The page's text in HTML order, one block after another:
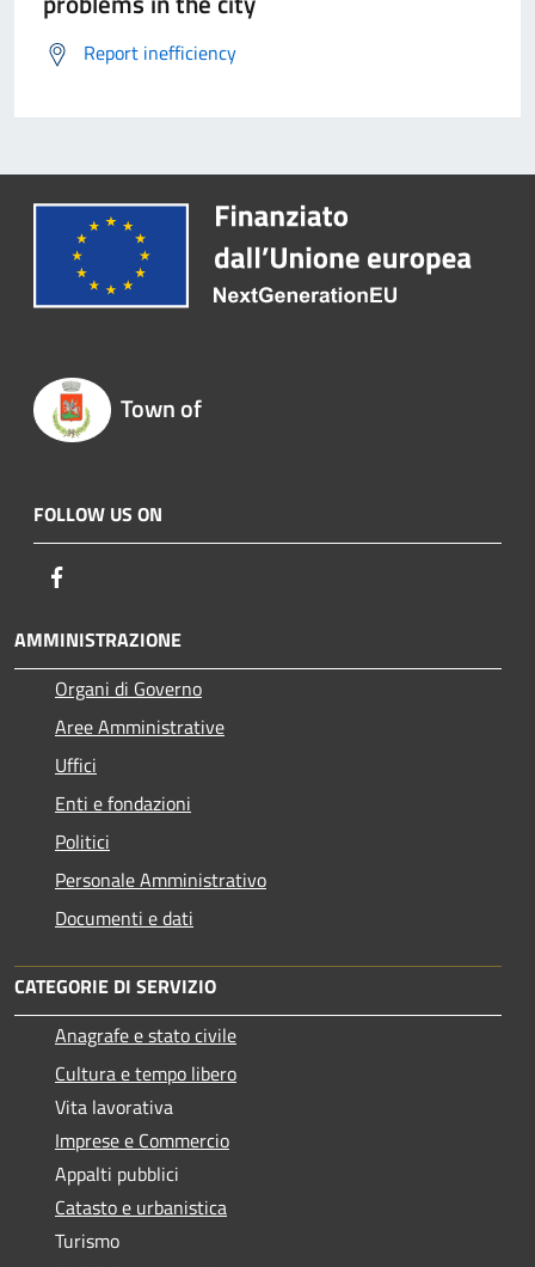
Report inefficiency
Town of
FOLLOW US ON
AMMINISTRAZIONE
Organi di Governo
Aree Amministrative
Uffici
Enti e fondazioni
Politici
Personale Amministrativo
Documenti e dati
CATEGORIE DI SERVIZIO
Anagrafe e stato civile
Cultura e tempo libero
Vita lavorativa
Imprese e Commercio
Appalti pubblici
Catasto e urbanistica
Turismo